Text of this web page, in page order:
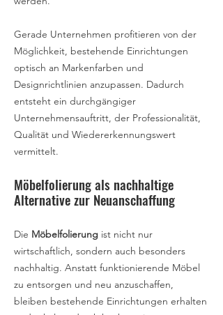
Gerade Unternehmen profitieren von der
Möglichkeit, bestehende Einrichtungen
optisch an Markenfarben und
Designrichtlinien anzupassen. Dadurch
entsteht ein durchgängiger
Unternehmensauftritt, der Professionalität,
Qualität und Wiedererkennungswert
vermittelt.
Möbelfolierung als nachhaltige
Alternative zur Neuanschaffung
Die Möbelfolierung ist nicht nur
wirtschaftlich, sondern auch besonders
nachhaltig. Anstatt funktionierende Möbel
zu entsorgen und neu anzuschaffen,
bleiben bestehende Einrichtungen erhalten